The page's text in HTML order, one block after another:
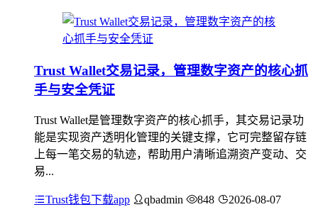
Trust Wallet交易记录，管理数字资产的核心抓
手与安全凭证
Trust Wallet是管理数字资产的核心抓手，其交易记录功
能是实现资产透明化管理的关键支撑，它可完整留存链
上每一笔交易的轨迹，帮助用户清晰追溯资产变动、交
易...
Trust钱包下载app qbadmin 848 2026-08-07